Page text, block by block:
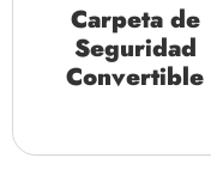
Carpeta de
Seguridad
Convertible